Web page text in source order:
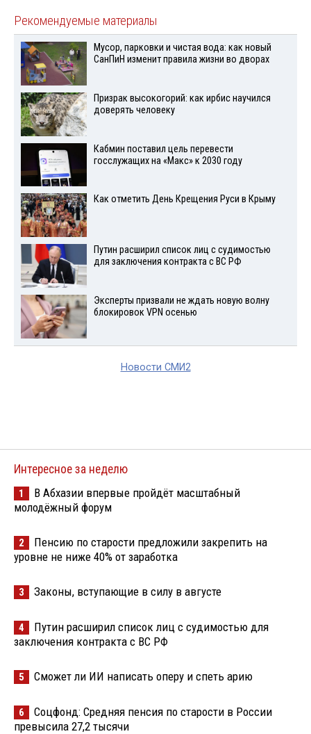
Рекомендуемые материалы
Мусор, парковки и чистая вода: как новый
СанПиН изменит правила жизни во дворах
Призрак высокогорий: как ирбис научился
доверять человеку
Кабмин поставил цель перевести
госслужащих на «Макс» к 2030 году
Как отметить День Крещения Руси в Крыму
Путин расширил список лиц с судимостью
для заключения контракта с ВС РФ
Эксперты призвали не ждать новую волну
блокировок VPN осенью
Новости СМИ2
Интересное за неделю
1
В Абхазии впервые пройдёт масштабный
молодёжный форум
2
Пенсию по старости предложили закрепить на
уровне не ниже 40% от заработка
3 Законы, вступающие в силу в августе
4
Путин расширил список лиц с судимостью для
заключения контракта с ВС РФ
5 Сможет ли ИИ написать оперу и спеть арию
6
Соцфонд: Средняя пенсия по старости в России
превысила 27,2 тысячи